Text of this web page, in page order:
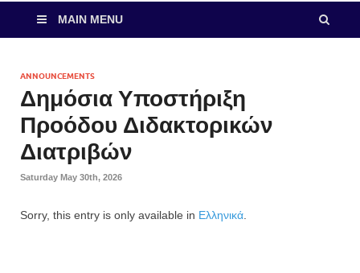
MAIN MENU
ANNOUNCEMENTS
Δημόσια Υποστήριξη
Προόδου Διδακτορικών
Διατριβών
Saturday May 30th, 2026
Sorry, this entry is only available in Ελληνικά